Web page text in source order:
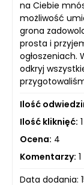
na Ciebie
możliwość
grona
prosta i
ogłoszeniach.
odkryj
Ilość
Ilość kliknięć: 1
Ocena: 4
Komentarzy: 1
Data dodania: